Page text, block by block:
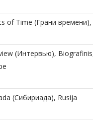
of Time (Грани времени),
(Интервью),
(Сибириада), Rusija